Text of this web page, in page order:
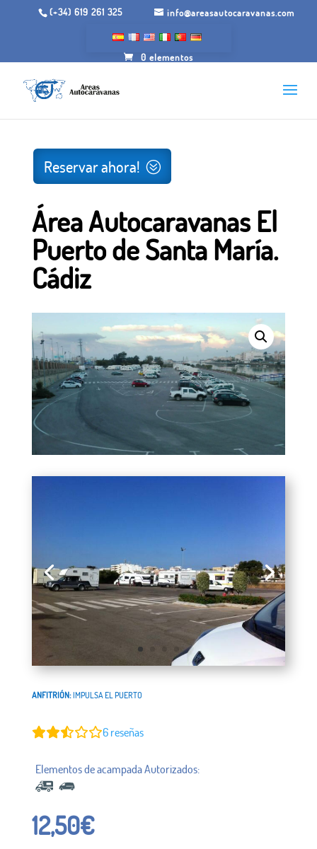
(+34) 619 261 325 info@areasautocaravanas.com
0 elementos
Autocaravanas El Puerto de Santa María. Cádiz
Reservar ahora!
Área Autocaravanas El
Puerto de Santa María.
Cádiz
ANFITRIÓN:IMPULSA EL PUERTO
6reseñas
12,50€